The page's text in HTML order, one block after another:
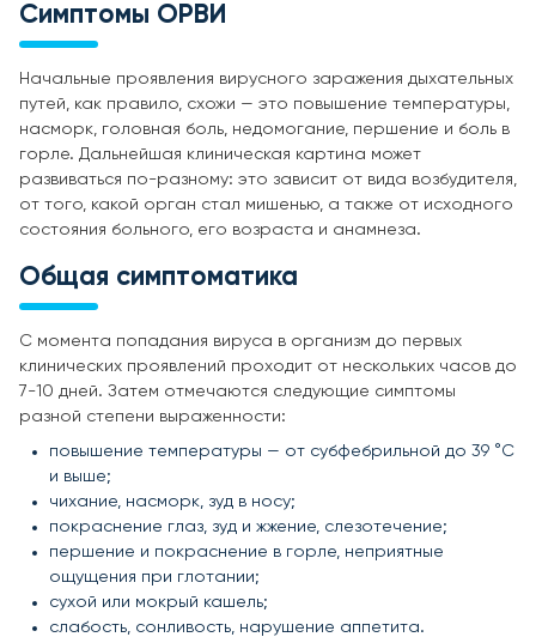
Симптомы ОРВИ
Начальные проявления вирусного заражения дыхательных
путей, как правило, схожи — это повышение температуры,
насморк, головная боль, недомогание, першение и боль в
горле. Дальнейшая клиническая картина может
развиваться по-разному: это зависит от вида возбудителя,
от того, какой орган стал мишенью, а также от исходного
состояния больного, его возраста и анамнеза.
Общая симптоматика
С момента попадания вируса в организм до первых
клинических проявлений проходит от нескольких часов до
7-10 дней. Затем отмечаются следующие симптомы
разной степени выраженности:
повышение температуры — от субфебрильной до 39 °C
и выше;
чихание, насморк, зуд в носу;
покраснение глаз, зуд и жжение, слезотечение;
першение и покраснение в горле, неприятные
ощущения при глотании;
сухой или мокрый кашель;
слабость, сонливость, нарушение аппетита.